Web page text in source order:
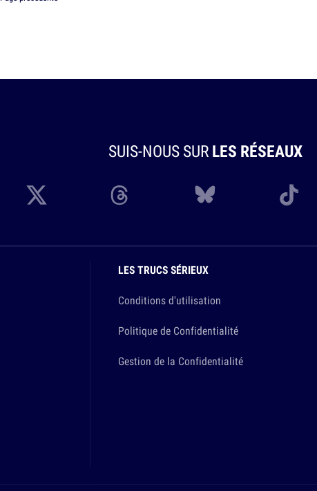
SUIS-NOUS SURLES RÉSEAUX
LES TRUCS SÉRIEUX
Conditions d'utilisation
Politique de Confidentialité
Gestion de la Confidentialité